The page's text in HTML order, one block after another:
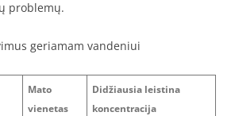
problemų.
geriamam vandeniui
Mato
vienetas
Didžiausia leistina
koncentracija